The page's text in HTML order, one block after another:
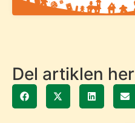
Del artiklen her